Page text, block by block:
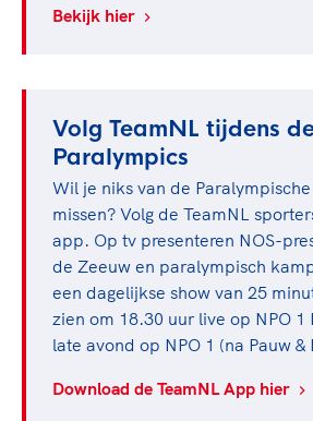
Bekijk hier
Volg TeamNL tijdens
Paralympics
Wil je niks van de
missen? Volg de TeamNL
app. Op tv presenteren NOS-
de Zeeuw en paralympisch
een dagelijkse show van 25
zien om 18.30 uur live op NPO 1
late avond op NPO 1 (na Pauw &
Download de TeamNL App hier